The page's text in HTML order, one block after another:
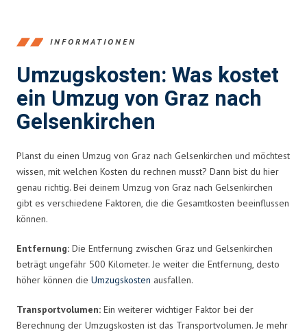
INFORMATIONEN
Umzugskosten: Was kostet
ein Umzug von Graz nach
Gelsenkirchen
Planst du einen Umzug von Graz nach Gelsenkirchen und möchtest
wissen, mit welchen Kosten du rechnen musst? Dann bist du hier
genau richtig. Bei deinem Umzug von Graz nach Gelsenkirchen
gibt es verschiedene Faktoren, die die Gesamtkosten beeinflussen
können.
Entfernung: Die Entfernung zwischen Graz und Gelsenkirchen
beträgt ungefähr 500 Kilometer. Je weiter die Entfernung, desto
höher können die Umzugskosten ausfallen.
Transportvolumen: Ein weiterer wichtiger Faktor bei der
Berechnung der Umzugskosten ist das Transportvolumen. Je mehr